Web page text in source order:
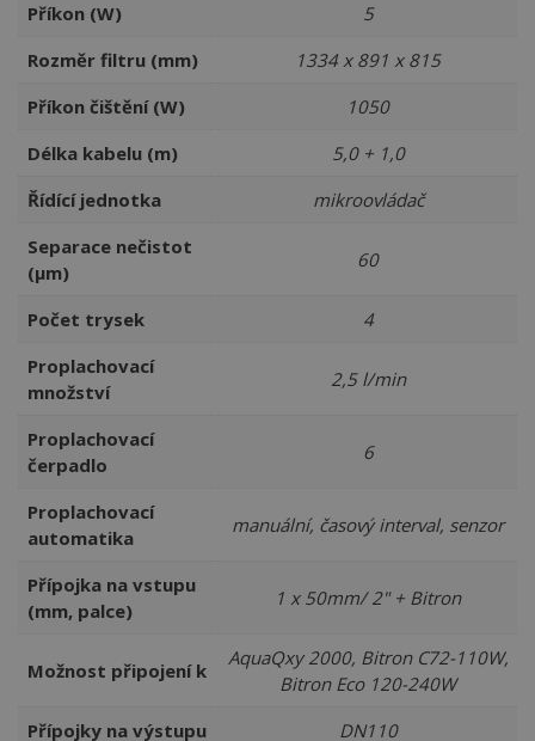
Příkon (W)
5
Rozměr filtru (mm)
1334 x 891 x 815
Příkon čištění (W)
1050
Délka kabelu (m)
5,0 + 1,0
Řídící jednotka
mikroovládač
Separace nečistot
(µm)
60
Počet trysek
4
Proplachovací
množství
2,5 l/min
Proplachovací
čerpadlo
6
Proplachovací
automatika
manuální, časový interval, senzor
Přípojka na vstupu
(mm, palce)
1 x 50mm/ 2" + Bitron
Možnost připojení k
AquaQxy 2000, Bitron C72-110W,
Bitron Eco 120-240W
Přípojky na výstupu
DN110